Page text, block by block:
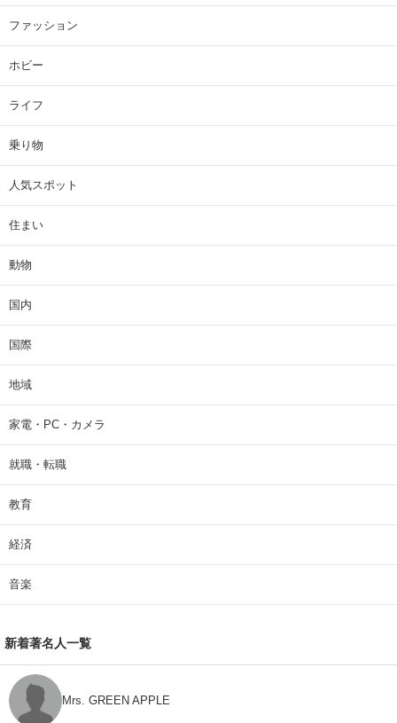
ファッション
ホビー
ライフ
乗り物
人気スポット
住まい
動物
国内
国際
地域
家電・PC・カメラ
就職・転職
教育
経済
音楽
新着著名人一覧
Mrs. GREEN APPLE